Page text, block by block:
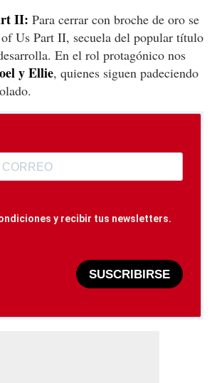
II: Para cerrar con broche de oro se
Us Part II, secuela del popular título
En el rol protagónico nos
y Ellie, quienes siguen padeciendo
y recibir tus newsletters.
SUSCRIBIRSE